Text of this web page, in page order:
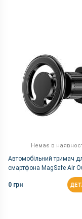
Немає в
Автомобільний тримач
смартфона MagSafe Air
0 грн